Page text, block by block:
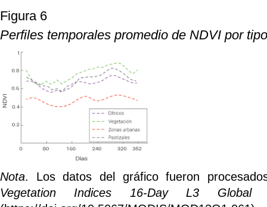
Figura 6
Perfiles temporales promedio de NDVI por
Nota. Los datos del gráfico fueron
Vegetation Indices 16-Day L3